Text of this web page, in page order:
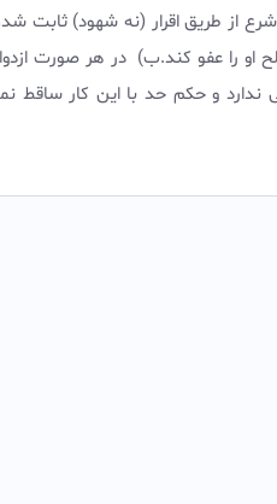
از طریق اقرار (نه شهود) ثابت
او را عفو کند.ب) در هر صورت
ندارد و حکم حد با این کار ساقط